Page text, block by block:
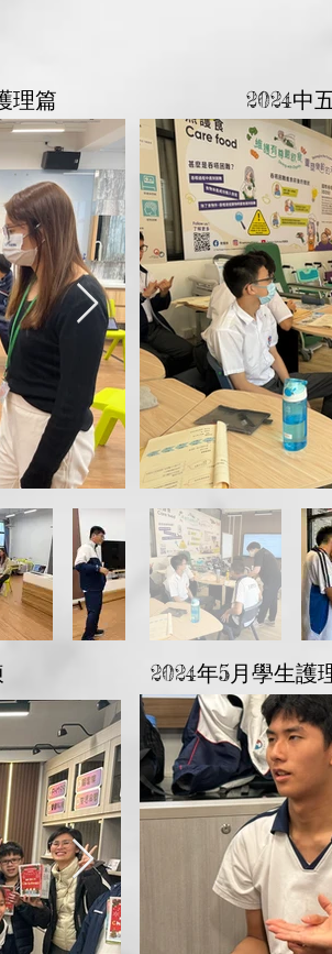
理篇 2024中
2024年5月學生護